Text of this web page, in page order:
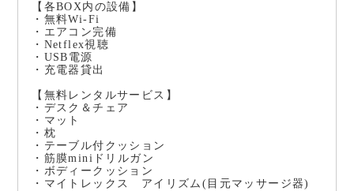
【各BOX内の設備】
・無料Wi-Fi
・エアコン完備
・Netflex視聴
・USB電源
・充電器貸出
【無料レンタルサービス】
・デスク＆チェア
・マット
・枕
・テーブル付クッション
・筋膜miniドリルガン
・ボディークッション
・マイトレックス アイリズム(目元マッサージ器)